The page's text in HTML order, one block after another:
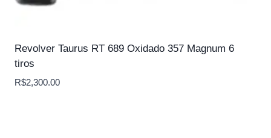
Revolver Taurus RT 689 Oxidado 357 Magnum 6
tiros
R$2,300.00